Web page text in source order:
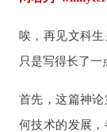
唉，再见文科
只是写得长了一
首先，这篇神
何技术的发展